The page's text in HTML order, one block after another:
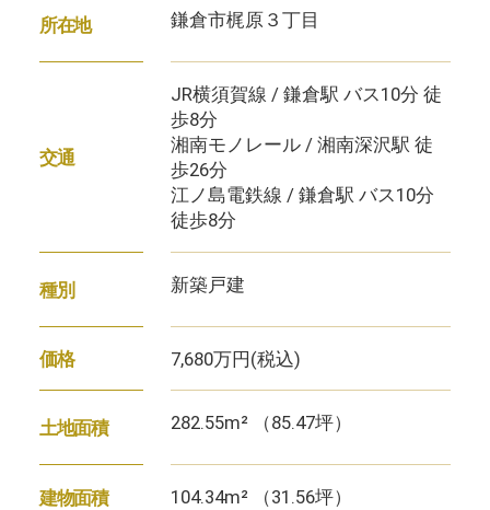
所在地 鎌倉市梶原３丁目
交通
JR横須賀線 / 鎌倉駅 バス10分 徒
歩8分
湘南モノレール / 湘南深沢駅 徒
歩26分
江ノ島電鉄線 / 鎌倉駅 バス10分
徒歩8分
種別 新築戸建
価格 7,680万円(税込)
土地面積 282.55m² （85.47坪）
建物面積 104.34m² （31.56坪）